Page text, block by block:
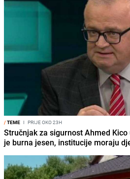
/TEME I PRIJE OKO 23H
Stručnjak za sigurnost Ahmed
je burna jesen, institucije moraju